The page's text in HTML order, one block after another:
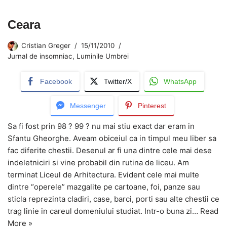
Ceara
Cristian Greger
15/11/2010
Jurnal de insomniac, Luminile Umbrei
Facebook Twitter/X WhatsApp
Messenger Pinterest
Sa fi fost prin 98 ? 99 ? nu mai stiu exact dar eram in
Sfantu Gheorghe. Aveam obiceiul ca in timpul meu liber sa
fac diferite chestii. Desenul ar fi una dintre cele mai dese
indeletniciri si vine probabil din rutina de liceu. Am
terminat Liceul de Arhitectura. Evident cele mai multe
dintre “operele” mazgalite pe cartoane, foi, panze sau
sticla reprezinta cladiri, case, barci, porti sau alte chestii ce
trag linie in careul domeniului studiat. Intr-o buna zi… Read
More »